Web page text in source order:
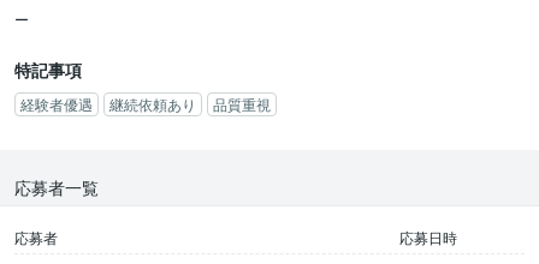
【歓迎条件】
・Google Analyticsなどの分析ツールを用いたデータ分析スキル。
・広告クリエイティブの作成経験。
・最新の広告トレンドや技術に対する知識。
※クライアントはネイティブな英語可能なので、英語が片言レベル
でもOKです。
ー
特記事項
経験者優遇 継続依頼あり 品質重視
応募者一覧
応募者
応募日時